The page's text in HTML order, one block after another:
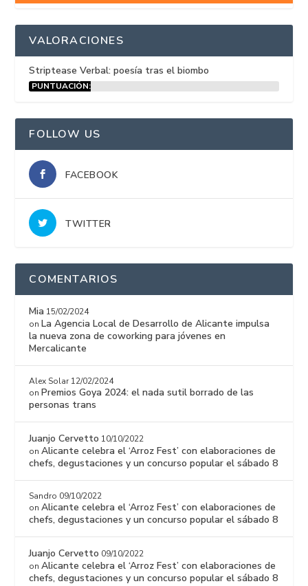
VALORACIONES
Striptease Verbal: poesía tras el biombo
PUNTUACIÓN:
FOLLOW US
FACEBOOK
TWITTER
COMENTARIOS
Mia 15/02/2024
on La Agencia Local de Desarrollo de Alicante impulsa
la nueva zona de coworking para jóvenes en
Mercalicante
Alex Solar 12/02/2024
on Premios Goya 2024: el nada sutil borrado de las
personas trans
Juanjo Cervetto 10/10/2022
onAlicante celebra el ‘Arroz Fest’ con elaboraciones de
chefs, degustaciones y un concurso popular el sábado 8
Sandro 09/10/2022
onAlicante celebra el ‘Arroz Fest’ con elaboraciones de
chefs, degustaciones y un concurso popular el sábado 8
Juanjo Cervetto 09/10/2022
onAlicante celebra el ‘Arroz Fest’ con elaboraciones de
chefs, degustaciones y un concurso popular el sábado 8